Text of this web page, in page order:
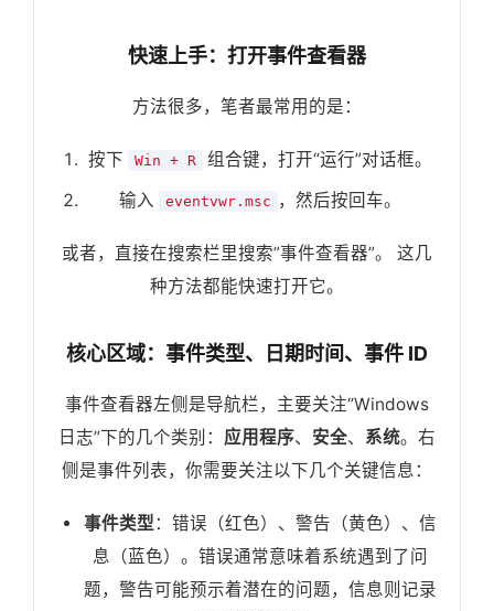
快速上手：打开事件查看器
方法很多，笔者最常用的是：
按下 Win + R
组合键，打开“运行”对话框。
输入
eventvwr.msc ，然后按回车。
或者，直接在搜索栏里搜索”事件查看器”。 这几
种方法都能快速打开它。
核心区域：事件类型、日期时间、事件 ID
事件查看器左侧是导航栏，主要关注“Windows
日志”下的几个类别： 应用程序、 安全、 系统。右
侧是事件列表，你需要关注以下几个关键信息：
事件类型：错误（红色）、警告（黄色）、信
息（蓝色）。错误通常意味着系统遇到了问
题，警告可能预示着潜在的问题，信息则记录